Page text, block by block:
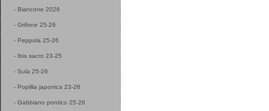
- Biancone 2026
- Grifone 25-26
- Peppola 25-26
- Ibis sacro 23-25
- Sula 25-26
- Popillia japonica 23-26
- Gabbiano pontico 25-26